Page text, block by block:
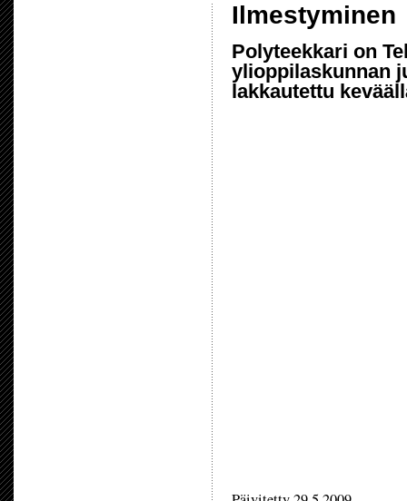
Ilmestyminen
Polyteekkari on
ylioppilaskunnan
lakkautettu